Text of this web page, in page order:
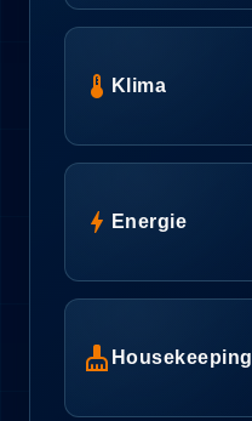
device_thermostat Klima
bolt Energie
cleaning_services Housekeeping